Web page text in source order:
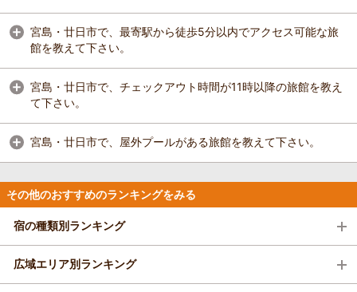
宮島・廿日市で、最寄駅から徒歩5分以内でアクセス可能な旅
館を教えて下さい。
宮島・廿日市で、チェックアウト時間が11時以降の旅館を教え
て下さい。
宮島・廿日市で、屋外プールがある旅館を教えて下さい。
その他のおすすめのランキングをみる
宿の種類別ランキング
広域エリア別ランキング